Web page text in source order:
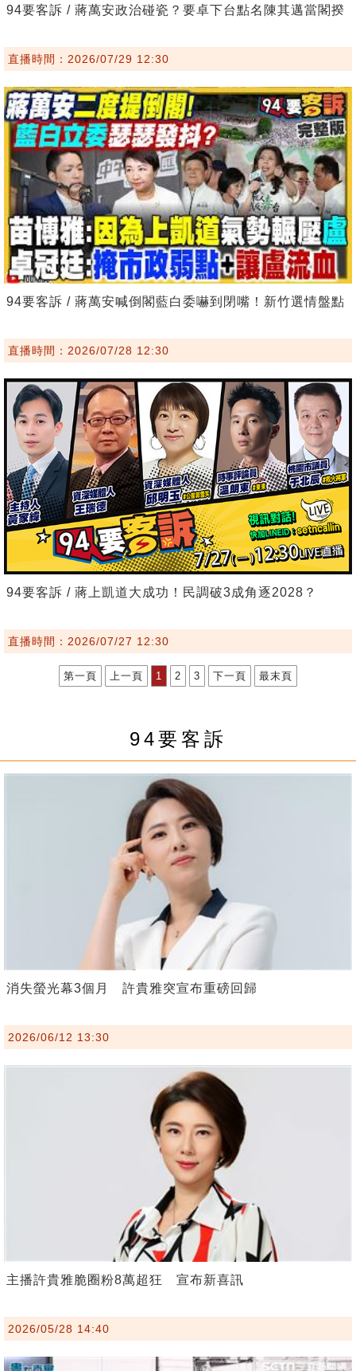
94要客訴 / 蔣萬安政治碰瓷？要卓下台點名陳其邁當閣揆
直播時間：2026/07/29 12:30
94要客訴 / 蔣萬安喊倒閣藍白委嚇到閉嘴！新竹選情盤點
直播時間：2026/07/28 12:30
94要客訴 / 蔣上凱道大成功！民調破3成角逐2028？
直播時間：2026/07/27 12:30
第一頁 上一頁 1 2 3 下一頁 最末頁
94要客訴
消失螢光幕3個月 許貴雅突宣布重磅回歸
2026/06/12 13:30
主播許貴雅脆圈粉8萬超狂 宣布新喜訊
2026/05/28 14:40